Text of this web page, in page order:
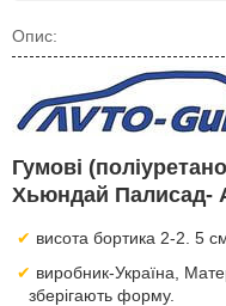
Опис:
Гумові
Хьюндай Палисад-
висота бортика 2-2. 5
виробник-Україна,
зберігають форму.